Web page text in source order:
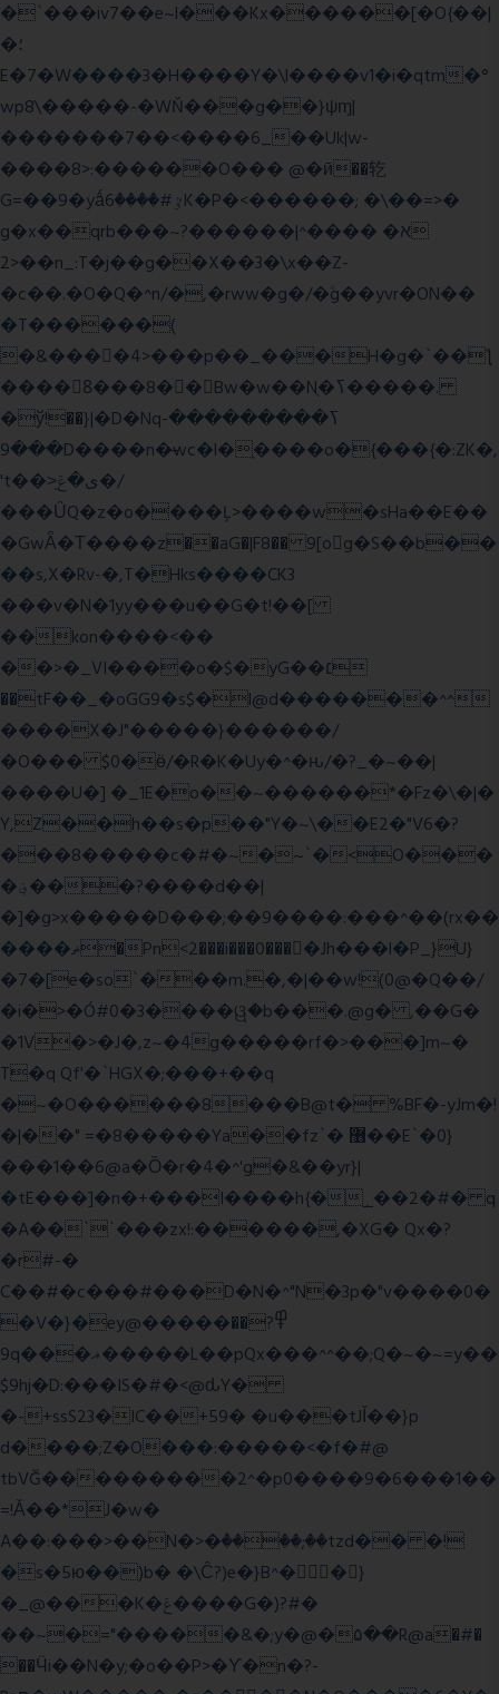
�`���iv7��e~l���Kx������[�O{��|
�؛
E�7�W����3�H����Y�\l����v1�i�qtm�°
wp8\�����-�WŇ���g��}ψɱ|
�������7��<����6_��Uk|w-
����8>:������O��� @�ӣ��䢀
G=��9�yǻٷ#����6K�P�<������; �\��=>�
g�x��qrb���~א� ����^|������?
2>��n_:T�j��g��X��3�\x��Z-
�c��.�O�Q�^n/�,�rww�g�/�ۧg��yvr�ON��
�T������(
�&����4>���p��_���H�g�`��ƪ
����8َ���8� �󳳦Bw�w��Nֻ�ߖ�����.
�ў!��}|�D�Nqߖ���������-
���9D����n�̶wc�l�֑����o�{���{�:ZK�,
't��>͍ى�ݝ�/
���ǙQ�z�o����Ļ>����w�sHa��E��
�GwǞ�Τ����z��aG�|F8�� 9[og�S��b��
��s,X�Rv-�,T�Hks����CK3
���v�N�1yy���u��G�t!��[
��kon����<��
��>�_VI����o�$�yG��׆
��tF��_�oGG9�s$�l@d�������^^
����X�J"�����}������/
�O��� $0�ӫ/�R�K�Uy�^�ԋ/�?_�~��|
����U�] �_1E�o��~������*�Fz�\�|�
Y,Z��h��s�p��"Y�~\��E2�"V6�?
���8�����c�#�~�~`�<O���
�؋���?����d��|
�]�g>x�����D���;��9����:���^��(rx��
����ޡ�Pn<2���i���0���𩆿�Jh���l�P_}U}
�7�[e�so`���m.�,�|��w!(0@�Q��/
�i�>�Ó#0�3����ୱ�b���.@g� ,��G�
�1V�>�J�,z~�4g�����rf�>���]m~�
T�q Qf'�`HGX�;���+��q
�~�O������8���B@t� %BF�-yJm�!
�|��" =�8�����Ya��fz`� ޶��E`�0}
���1��6@a�Ȍ�r�4�^'g�&��yr}|
�tE���]�n�+���I����h{�_̣��2�#� q
�A��``���zx!:������,�XG� Qx�?
�r#-�
C��#�c���#���D�N�^"N�3p�"v����0�
�V�}�ey@�����߾?��
9q���ޣ�����L��pQx���^^��;Q�~�~=y��
$9hj�D:���IS�#�<@ԃY�
�-+ssS23�IC��+59� �u���tJǏ��}p
d����;Z�O���:�����<�f�#@
tbVĞ���������2^�p0����9�6���1��
=!Ǎ��*J�w�
A��:���>��N�>�ٝ����;��tzd�� �!
�s�5ю��)b� �\Ĉ?)e�}B^��}
�_@���K�ݝ����G�)?#�
��~�="�����&�;y�@�۵��R@a�#�
��Ӵi��N�y;�o��P>�ϒ�n�?­